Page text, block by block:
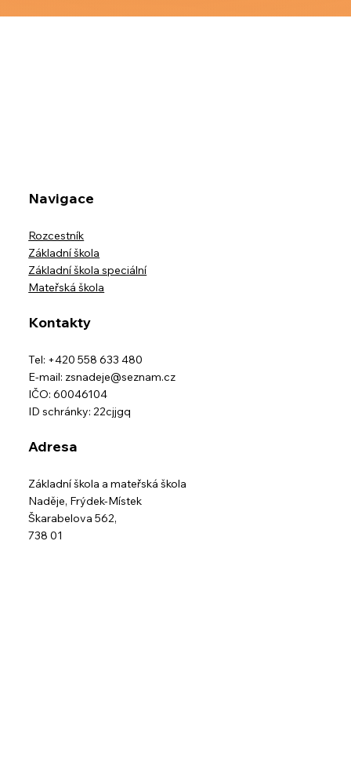
Navigace
Rozcestník
Základní škola
Základní škola speciální
Mateřská škola
Kontakty
Tel: +420 558 633 480
E-mail: zsnadeje@seznam.cz
IČO: 60046104
ID schránky: 22cjjgq
Adresa
Základní škola a mateřská škola
Naděje, Frýdek-Místek
Škarabelova 562,
738 01